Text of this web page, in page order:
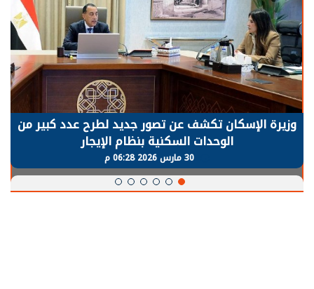
وزيرة الإسكان تكشف عن تصور جديد لطرح عدد كبير من
الوحدات السكنية بنظام الإيجار